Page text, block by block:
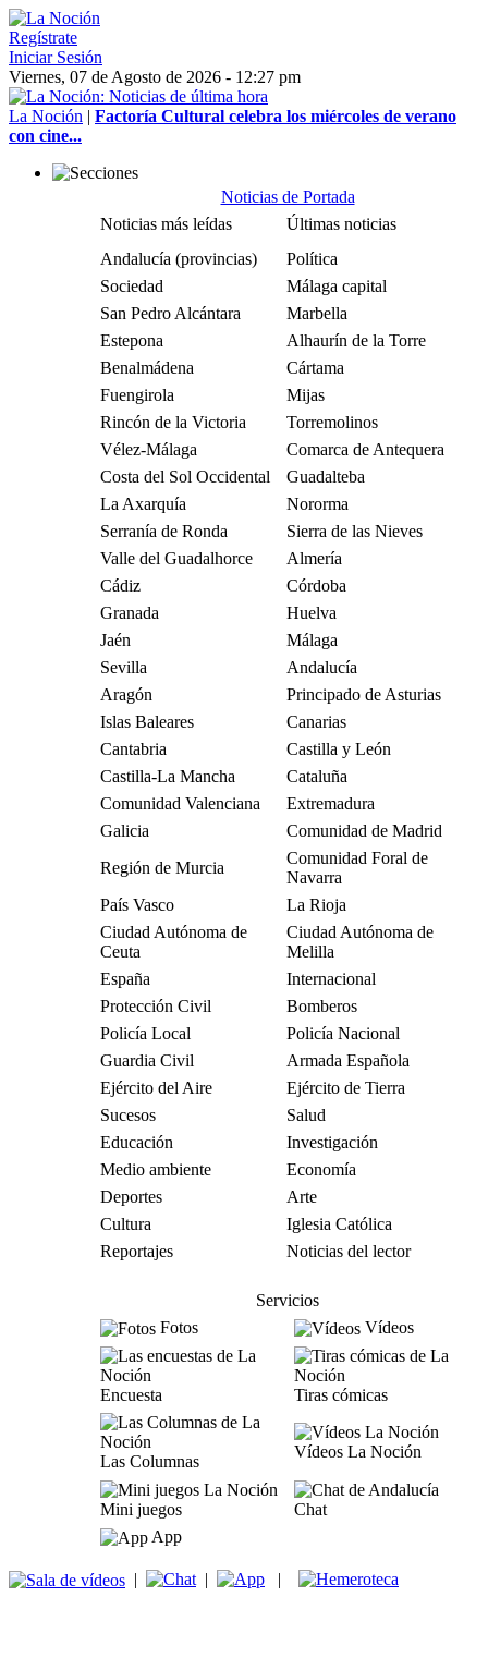
Regístrate
Iniciar Sesión
Viernes, 07 de Agosto de 2026 - 12:27 pm
La Noción | Factoría Cultural celebra los miércoles de verano
con cine...
Noticias de Portada
Noticias más leídas
Últimas noticias
Andalucía (provincias)
Política
Sociedad
Málaga capital
San Pedro Alcántara
Marbella
Estepona
Alhaurín de la Torre
Benalmádena
Cártama
Fuengirola
Mijas
Rincón de la Victoria
Torremolinos
Vélez-Málaga
Comarca de Antequera
Costa del Sol Occidental
Guadalteba
La Axarquía
Nororma
Serranía de Ronda
Sierra de las Nieves
Valle del Guadalhorce
Almería
Cádiz
Córdoba
Granada
Huelva
Jaén
Málaga
Sevilla
Andalucía
Aragón
Principado de Asturias
Islas Baleares
Canarias
Cantabria
Castilla y León
Castilla-La Mancha
Cataluña
Comunidad Valenciana
Extremadura
Galicia
Comunidad de Madrid
Región de Murcia
Comunidad Foral de
Navarra
País Vasco
La Rioja
Ciudad Autónoma de
Ceuta
Ciudad Autónoma de
Melilla
España
Internacional
Protección Civil
Bomberos
Policía Local
Policía Nacional
Guardia Civil
Armada Española
Ejército del Aire
Ejército de Tierra
Sucesos
Salud
Educación
Investigación
Medio ambiente
Economía
Deportes
Arte
Cultura
Iglesia Católica
Reportajes
Noticias del lector
Servicios
Fotos
Vídeos
Encuesta Tiras cómicas
Las Columnas
Vídeos La Noción
Mini juegos
Chat
App
| | |